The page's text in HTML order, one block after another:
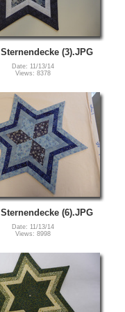
(3).JPG
Date: 11/13/14
Views: 8378
(6).JPG
Date: 11/13/14
Views: 8998